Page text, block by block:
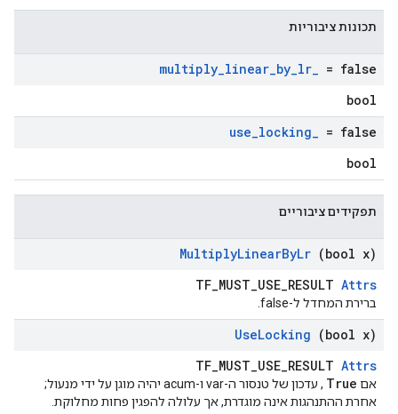
תכונות ציבוריות
multiply_linear_by_lr_ = false
bool
use_locking_ = false
bool
תפקידים ציבוריים
MultiplyLinearByLr (bool x)
TF_MUST_USE_RESULT Attrs
ברירת המחדל ל-false.
UseLocking (bool x)
TF_MUST_USE_RESULT Attrs
אם True
, עדכון של טנסור ה-var ו-acum יהיה מוגן על ידי מנעול;
אחרת ההתנהגות אינה מוגדרת, אך עלולה להפגין פחות מחלוקת.